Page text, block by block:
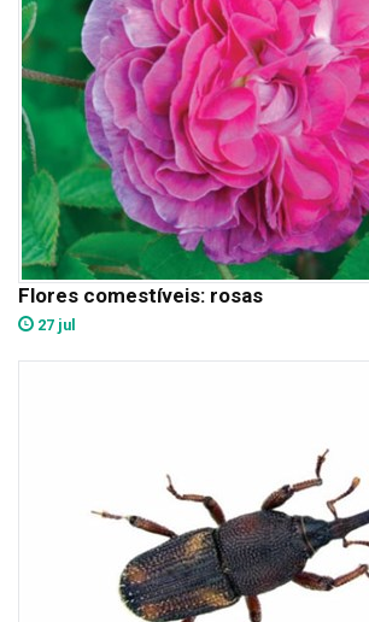
Flores comestíveis: rosas
27 jul